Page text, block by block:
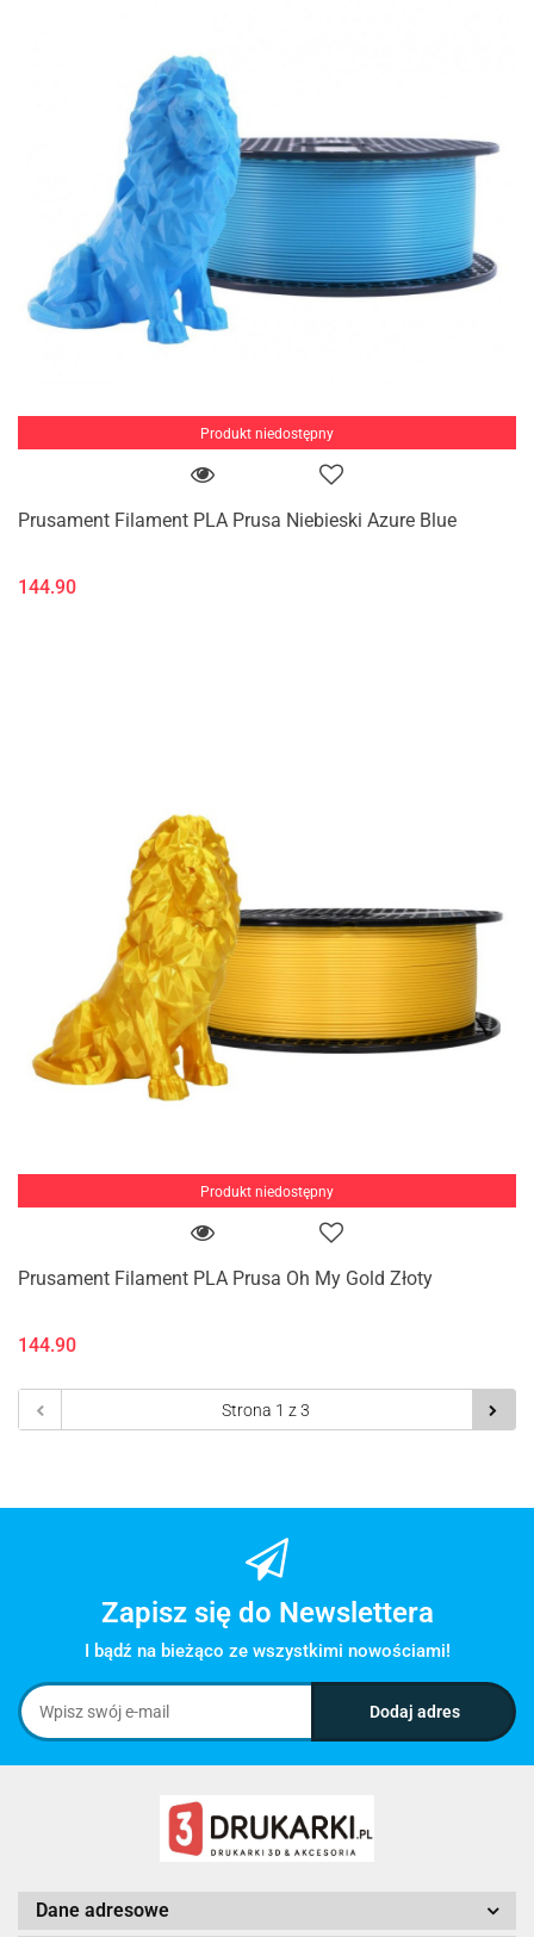
Produkt niedostępny
Prusament Filament PLA Prusa Niebieski Azure Blue
144.90
Produkt niedostępny
Prusament Filament PLA Prusa Oh My Gold Złoty
144.90
Zapisz się do Newslettera
I bądź na bieżąco ze wszystkimi nowościami!
Dane adresowe